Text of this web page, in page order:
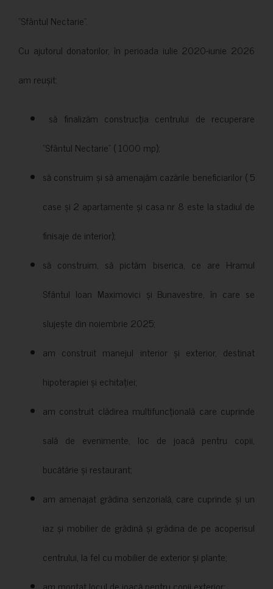
”Sfântul Nectarie”.
Cu ajutorul donatorilor, în perioada iulie 2020-iunie 2026
am reușit:
să finalizăm construcția centrului de recuperare
”Sfântul Nectarie” ( 1000 mp);
să construim și să amenajăm cazările beneficiarilor ( 5
case și 2 apartamente și casa nr 8 este la stadiul de
finisaje de interior);
să construim, să pictăm biserica, ce are Hramul
Sfântul Ioan Maximovici și Bunavestire, în care se
slujește din noiembrie 2025;
am construit manejul interior și exterior, destinat
hipoterapiei și echitației;
am construit clădirea multifuncțională care cuprinde
sală de evenimente, loc de joacă pentru copii,
bucătărie și restaurant;
am amenajat grădina senzorială, care cuprinde și un
iaz și mobilier de grădină și grădina de pe acoperisul
centrului, la fel cu mobilier de exterior și plante;